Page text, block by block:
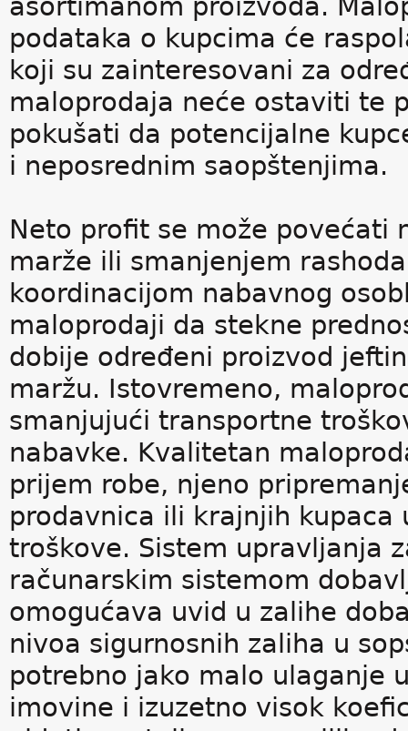
asortimanom proizvoda.
podataka o kupcima će
koji su zainteresovani za
maloprodaja neće ostaviti te
pokušati da potencijalne
i neposrednim saopštenjima.
Neto profit se može povećati
marže ili smanjenjem
koordinacijom nabavnog
maloprodaji da stekne
dobije određeni proizvod
maržu. Istovremeno,
smanjujući transportne
nabavke. Kvalitetan
prijem robe, njeno
prodavnica ili krajnjih
troškove. Sistem upravljanja
računarskim sistemom
omogućava uvid u zalihe
nivoa sigurnosnih zaliha u
potrebno jako malo ulaganje
imovine i izuzetno visok